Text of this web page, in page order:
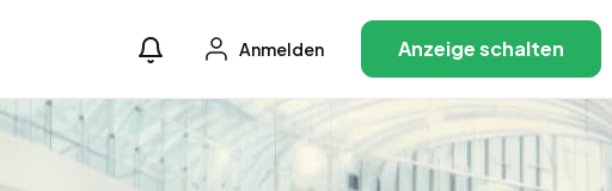
Anmelden Anzeige schalten